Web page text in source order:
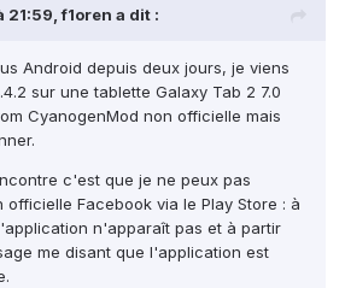
21:59, f1oren a dit :
Android depuis deux jours, je viens
sur une tablette Galaxy Tab 2 7.0
CyanogenMod non officielle mais
c'est que je ne peux pas
Facebook via le Play Store : à
n'apparaît pas et à partir
me disant que l'application est